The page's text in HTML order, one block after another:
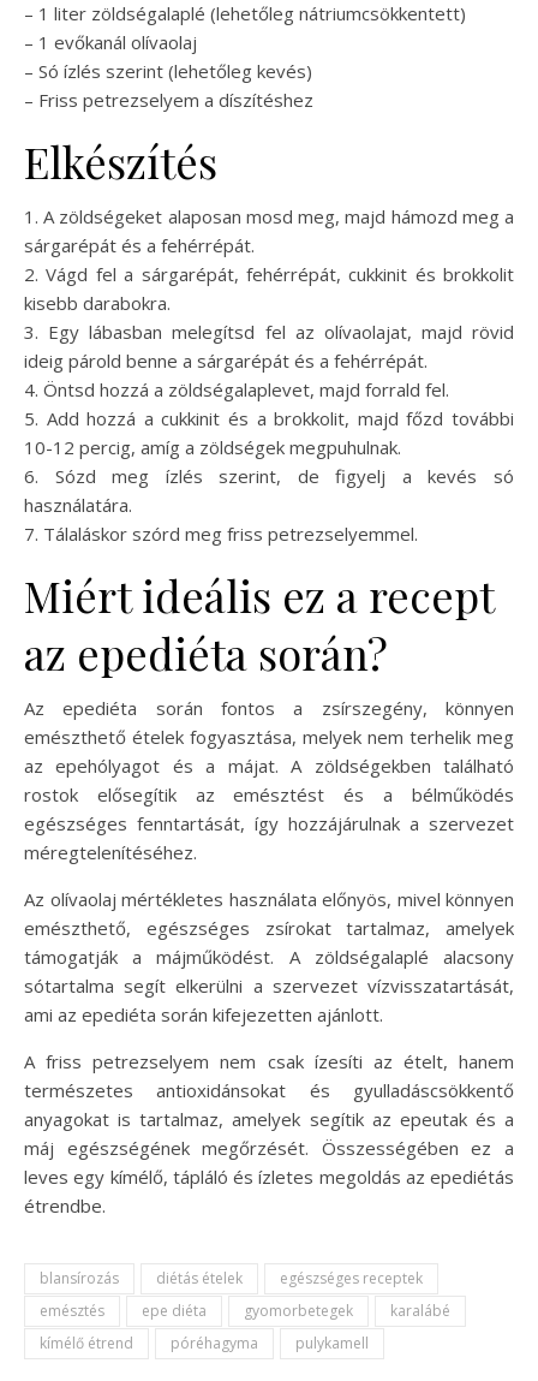
– 1 liter zöldségalaplé (lehetőleg nátriumcsökkentett)
– 1 evőkanál olívaolaj
– Só ízlés szerint (lehetőleg kevés)
– Friss petrezselyem a díszítéshez
Elkészítés
1. A zöldségeket alaposan mosd meg, majd hámozd meg a
sárgarépát és a fehérrépát.
2. Vágd fel a sárgarépát, fehérrépát, cukkinit és brokkolit
kisebb darabokra.
3. Egy lábasban melegítsd fel az olívaolajat, majd rövid
ideig párold benne a sárgarépát és a fehérrépát.
4. Öntsd hozzá a zöldségalaplevet, majd forrald fel.
5. Add hozzá a cukkinit és a brokkolit, majd főzd további
10-12 percig, amíg a zöldségek megpuhulnak.
6. Sózd meg ízlés szerint, de figyelj a kevés só
használatára.
7. Tálaláskor szórd meg friss petrezselyemmel.
Miért ideális ez a recept
az epediéta során?
Az epediéta során fontos a zsírszegény, könnyen
emészthető ételek fogyasztása, melyek nem terhelik meg
az epehólyagot és a májat. A zöldségekben található
rostok elősegítik az emésztést és a bélműködés
egészséges fenntartását, így hozzájárulnak a szervezet
méregtelenítéséhez.
Az olívaolaj mértékletes használata előnyös, mivel könnyen
emészthető, egészséges zsírokat tartalmaz, amelyek
támogatják a májműködést. A zöldségalaplé alacsony
sótartalma segít elkerülni a szervezet vízvisszatartását,
ami az epediéta során kifejezetten ajánlott.
A friss petrezselyem nem csak ízesíti az ételt, hanem
természetes antioxidánsokat és gyulladáscsökkentő
anyagokat is tartalmaz, amelyek segítik az epeutak és a
máj egészségének megőrzését. Összességében ez a
leves egy kímélő, tápláló és ízletes megoldás az epediétás
étrendbe.
blansírozás diétás ételek
egészséges receptek
emésztés
epe diéta gyomorbetegek
karalábé
kímélő étrend
póréhagyma pulykamell